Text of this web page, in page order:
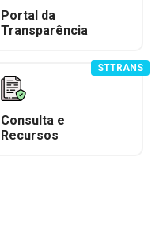
Portal da
Transparência
Consulta e
Recursos
STTRANS